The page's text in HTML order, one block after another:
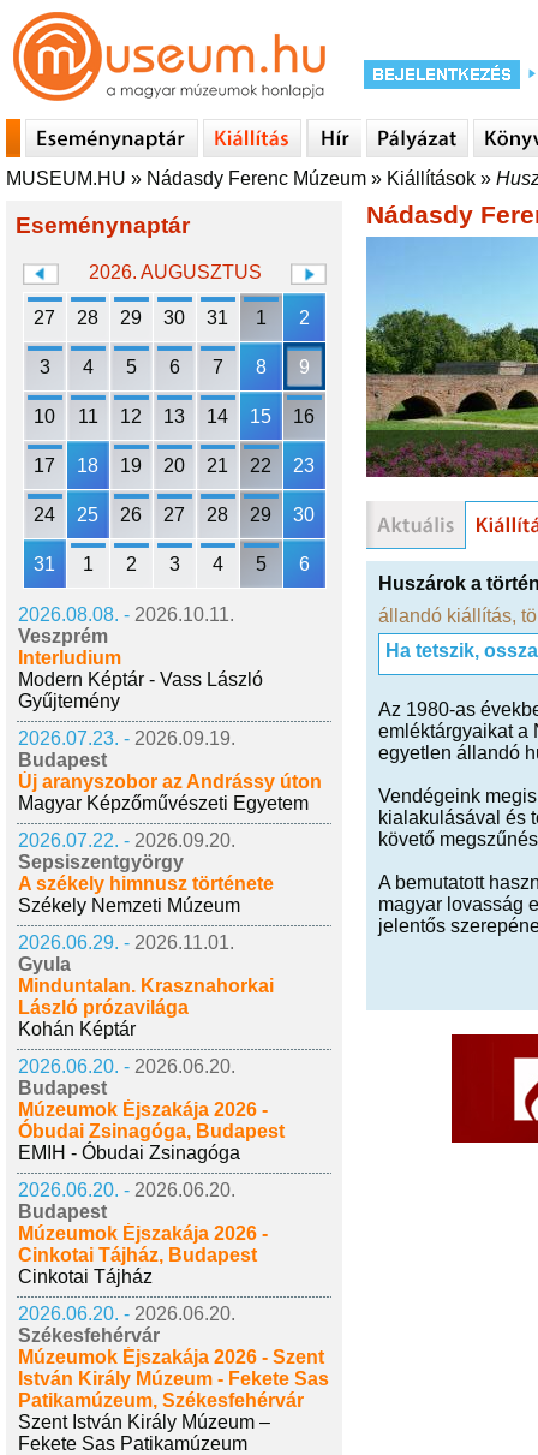
MUSEUM.HU » Nádasdy Ferenc Múzeum » Kiállítások »
Eseménynaptár
2026. AUGUSZTUS
27 28 29 30 31 1 2
3 4 5 6 7 8 9
10 11 12 13 14 15 16
17 18 19 20 21 22 23
24 25 26 27 28 29 30
31 1 2 3 4 5 6
2026.08.08. - 2026.10.11.
Veszprém
Interludium
Modern Képtár - Vass László
Gyűjtemény
2026.07.23. - 2026.09.19.
Budapest
Új aranyszobor az Andrássy úton
Magyar Képzőművészeti Egyetem
2026.07.22. - 2026.09.20.
Sepsiszentgyörgy
A székely himnusz története
Székely Nemzeti Múzeum
2026.06.29. - 2026.11.01.
Gyula
Minduntalan. Krasznahorkai
László prózavilága
Kohán Képtár
2026.06.20. - 2026.06.20.
Budapest
Múzeumok Éjszakája 2026 -
Óbudai Zsinagóga, Budapest
EMIH - Óbudai Zsinagóga
2026.06.20. - 2026.06.20.
Budapest
Múzeumok Éjszakája 2026 -
Cinkotai Tájház, Budapest
Cinkotai Tájház
2026.06.20. - 2026.06.20.
Székesfehérvár
Múzeumok Éjszakája 2026 - Szent
István Király Múzeum - Fekete Sas
Patikamúzeum, Székesfehérvár
Szent István Király Múzeum –
Fekete Sas Patikamúzeum
Nádasdy
Huszárok a
állandó kiállítás,
Ha tetszik,
Az 1980-as
emléktárgyaikat a
egyetlen állandó
Vendégeink
kialakulásával és
követő
A bemutatott
magyar lovasság
jelentős